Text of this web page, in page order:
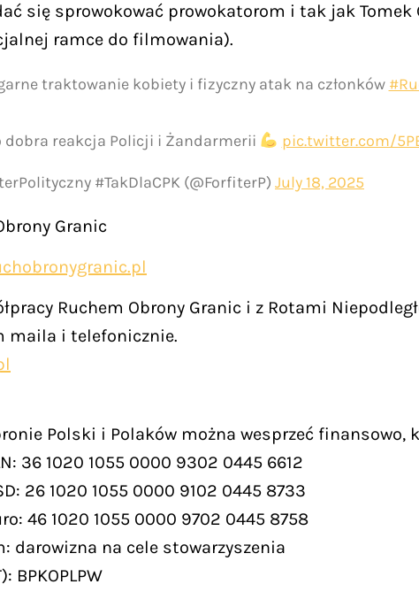
się sprowokować prowokatorom i tak jak
ramce do filmowania).
traktowanie kobiety i fizyczny atak na członków
dobra reakcja Policji i Żandarmerii pic.twitter.com/
#TakDlaCPK (@ForfiterP) July 18, 2025
Granic
Ruchem Obrony Granic i z Rotami
maila i telefonicznie.
Polski i Polaków można wesprzeć finansowo,
36 1020 1055 0000 9302 0445 6612
26 1020 1055 0000 9102 0445 8733
46 1020 1055 0000 9702 0445 8758
darowizna na cele stowarzyszenia
BPKOPLPW